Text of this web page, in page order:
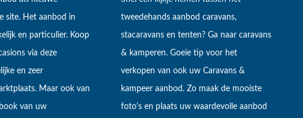
site. Het aanbod in
en particulier. Koop
via deze
en zeer
Maar ook van
van uw
tweedehands aanbod caravans,
stacaravans en tenten? Ga naar caravans
& kamperen. Goeie tip voor het
verkopen van ook uw Caravans &
kampeer aanbod. Zo maak de mooiste
foto's en plaats uw waardevolle aanbod